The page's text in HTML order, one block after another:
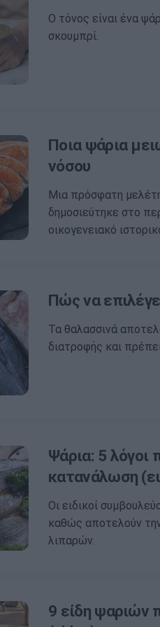
Ο τόνος είναι ένα
σκουμπρί.
Ποια ψάρια
νόσου
Μια πρόσφατη
δημοσιεύτηκε στο
οικογενειακό
Πώς να
Τα θαλασσινά
διατροφής και
Ψάρια: 5 λόγοι
κατανάλωση
Οι ειδικοί
καθώς αποτελούν
λιπαρών.
9 είδη ψαριών